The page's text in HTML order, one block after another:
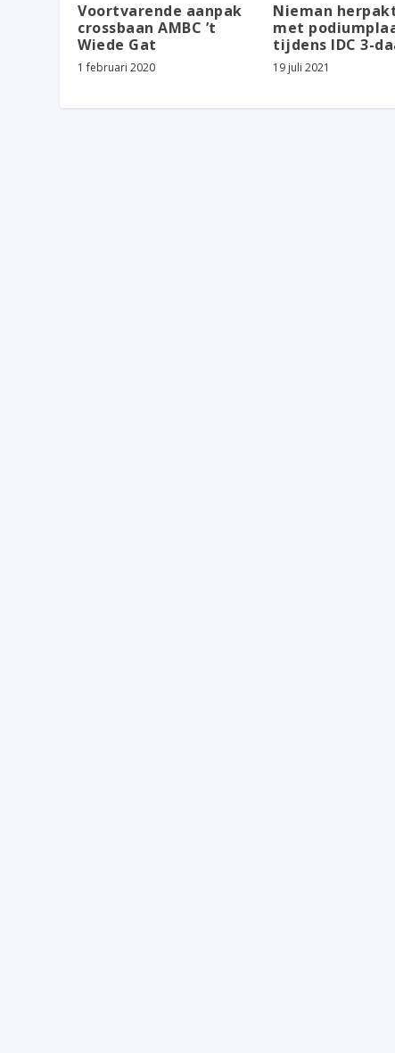
Voortvarende aanpak
crossbaan AMBC ’t
Wiede Gat
1 februari 2020
Nieman
met
tijdens IDC 3-
19 juli 2021